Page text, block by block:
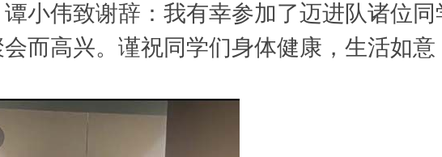
伟致谢辞：我有幸参加了迈进队诸位同
会而高兴。谨祝同学们身体健康，生活如意